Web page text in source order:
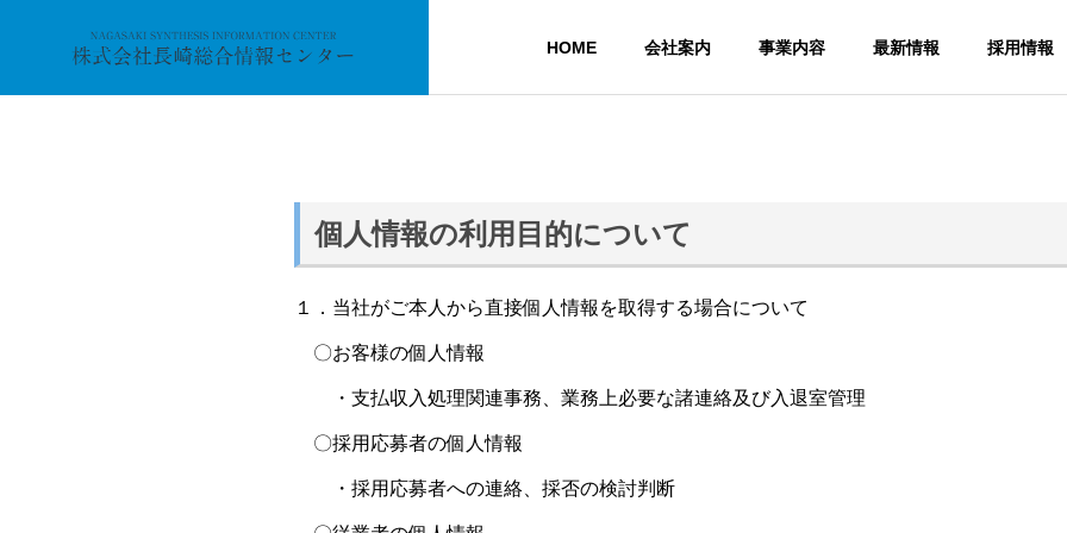
HOME 会社案内 事業内容 最新情報 採用情報
当社沿革と事業変遷
個人情報の利用目的について
１．当社がご本人から直接個人情報を取得する場合について
〇お客様の個人情報
・支払収入処理関連事務、業務上必要な諸連絡及び入退室管理
〇採用応募者の個人情報
・採用応募者への連絡、採否の検討判断